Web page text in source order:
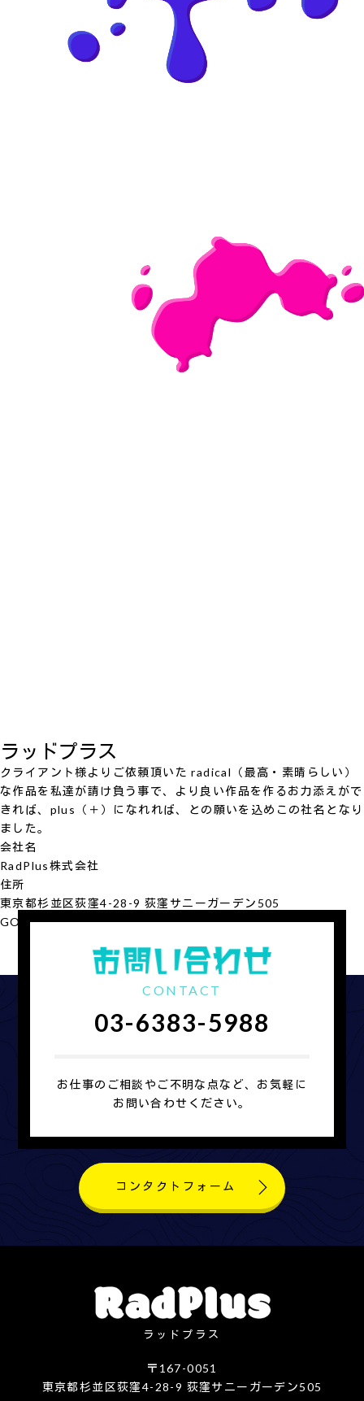
ラッドプラス
クライアント様よりご依頼頂いた radical（最高・素晴らしい）
な作品を私達が請け負う事で、より良い作品を作るお力添えがで
きれば、plus（＋）になれれば、との願いを込めこの社名となり
ました。
会社名
RadPlus株式会社
住所
東京都杉並区荻窪4-28-9 荻窪サニーガーデン505
GOOGLE MAP
会社概要を見る
CONTACT
03-6383-5988
お仕事のご相談やご不明な点など、お気軽に
お問い合わせください。
コンタクトフォーム
ラッドプラス
〒167-0051
東京都杉並区荻窪4-28-9 荻窪サニーガーデン505